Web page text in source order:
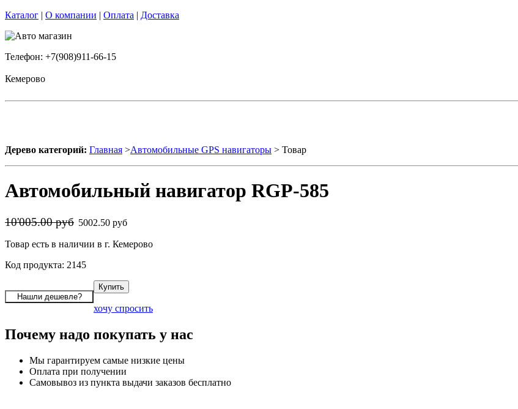
Каталог | О компании | Оплата | Доставка
Телефон: +7(908)911-66-15
Кемерово
Дерево категорий: Главная >Автомобильные GPS навигаторы > Товар
Автомобильный навигатор RGP-585
10'005.00 руб 5002.50 руб
Товар есть в наличии в г. Кемерово
Код продукта: 2145
хочу спросить
Почему надо покупать у нас
Мы гарантируем самые низкие цены
Оплата при получении
Самовывоз из пункта выдачи заказов бесплатно